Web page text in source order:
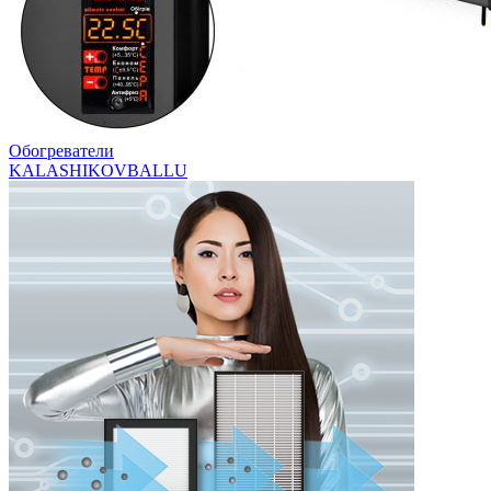
Обогреватели
KALASHIKOVBALLU